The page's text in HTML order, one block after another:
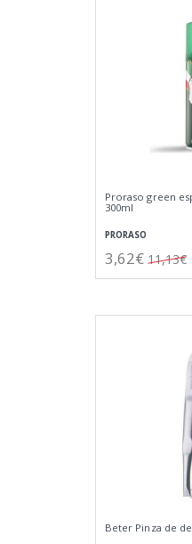
Proraso green
300ml
PRORASO
3,62€ 11,13€
Beter Pinza de